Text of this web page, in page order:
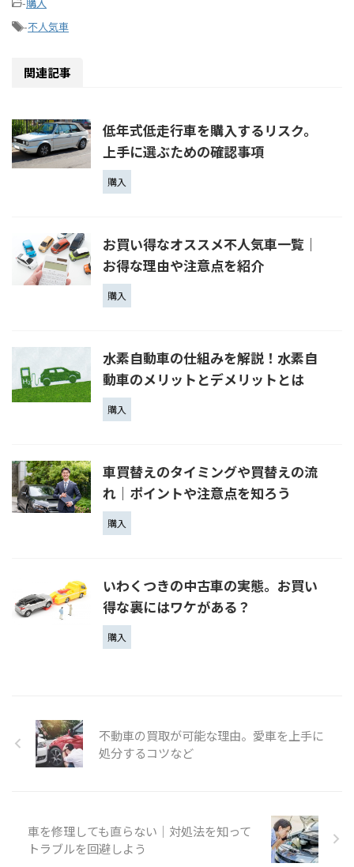
-不人気車
関連記事
低年式低走行車を購入するリスク。
上手に選ぶための確認事項
購入
お買い得なオススメ不人気車一覧｜
お得な理由や注意点を紹介
購入
水素自動車の仕組みを解説！水素自
動車のメリットとデメリットとは
購入
車買替えのタイミングや買替えの流
れ｜ポイントや注意点を知ろう
購入
いわくつきの中古車の実態。お買い
得な裏にはワケがある？
購入
不動車の買取が可能な理由。愛車を上手に
処分するコツなど
車を修理しても直らない｜対処法を知って
トラブルを回避しよう